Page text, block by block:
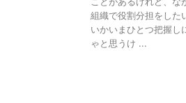
組織で役割分担をした
いかいまひとつ把握し
ゃと思うけ ...